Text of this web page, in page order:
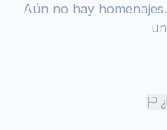
Aún no hay